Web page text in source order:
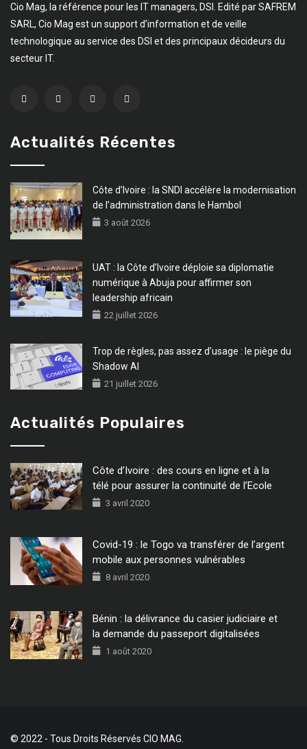
Cio Mag, la référence pour les IT managers, DSI. Edité par SAFREM
SARL, Cio Mag est un support d’information et de veille
technologique au service des DSI et des principaux décideurs du
secteur IT.
Actualités Récentes
Côte d’Ivoire : la SNDI accélère la modernisation
de l’administration dans le Hambol
3 août 2026
UAT : la Côte d’Ivoire déploie sa diplomatie
numérique à Abuja pour affirmer son
leadership africain
22 juillet 2026
Trop de règles, pas assez d’usage : le piège du
Shadow AI
21 juillet 2026
Actualités Populaires
Côte d’Ivoire : des cours en ligne et à la
télé pour assurer la continuité de l’Ecole
3 avril 2020
Covid-19 : le Togo va transférer de l’argent
mobile aux personnes vulnérables
8 avril 2020
Bénin : la délivrance du casier judiciaire et
la demande du passeport digitalisées
1 août 2020
© 2022 - Tous Droits Réservés CIO MAG.